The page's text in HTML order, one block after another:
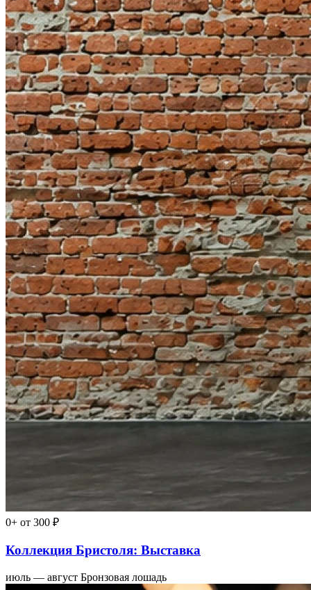
0+ от 300 ₽
Коллекция Бристоля: Выставка
июль — август Бронзовая лошадь